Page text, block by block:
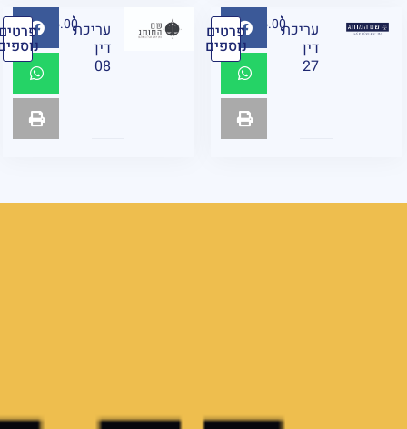
עריכת
דין
27
₪ 95.00 פרטים
נוספים
עריכת
דין
08
₪ 95.00 פרטים
נוספים